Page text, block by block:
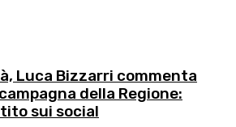
Luca Bizzarri commenta
della Regione:
sui social